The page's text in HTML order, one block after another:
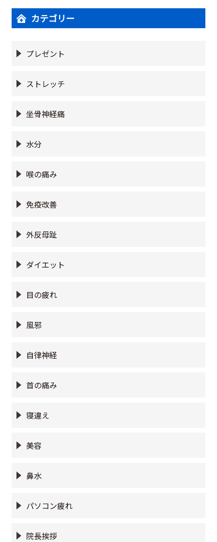
カテゴリー
プレゼント
ストレッチ
坐骨神経痛
水分
喉の痛み
免疫改善
外反母趾
ダイエット
目の疲れ
風邪
自律神経
首の痛み
寝違え
美容
鼻水
パソコン疲れ
院長挨拶